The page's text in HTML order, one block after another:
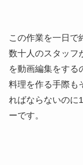
この作業を一日で
数十人のスタッフ
を動画編集をする
料理を作る手際も
ればならないのに
ーです。